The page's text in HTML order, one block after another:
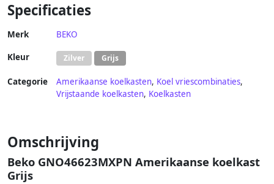
Specificaties
Merk BEKO
Kleur Zilver Grijs
Categorie Amerikaanse koelkasten, Koel vriescombinaties,
Vrijstaande koelkasten, Koelkasten
Omschrijving
Beko GNO46623MXPN Amerikaanse koelkast
Grijs